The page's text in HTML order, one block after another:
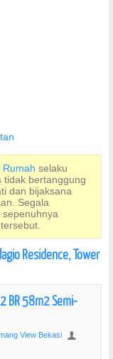
Rumah selaku
tidak bertanggung
dan bijaksana
Segala
Residence, Tower
BR 58m2 Semi-
View Bekasi U